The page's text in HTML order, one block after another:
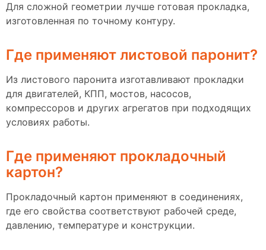
Для сложной геометрии лучше готовая прокладка,
изготовленная по точному контуру.
Где применяют листовой паронит?
Из листового паронита изготавливают прокладки
для двигателей, КПП, мостов, насосов,
компрессоров и других агрегатов при подходящих
условиях работы.
Где применяют прокладочный
картон?
Прокладочный картон применяют в соединениях,
где его свойства соответствуют рабочей среде,
давлению, температуре и конструкции.